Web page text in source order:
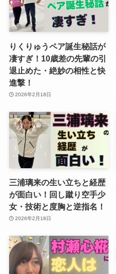
りくりゅうペア誕生秘話が
凄すぎ！10歳差の先輩の引
退止めた・絶妙の相性と快
進撃！
2026年2月18日
三浦璃来の生い立ちと経歴
が面白い！回し蹴り空手少
女・技術と度胸と逆指名！
2026年2月18日